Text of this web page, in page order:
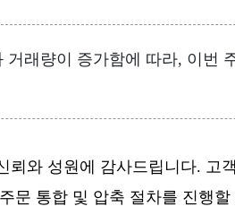
거래량이 증가함에 따라, 이번
뢰와 성원에 감사드립니다. 고
문 통합 및 압축 절차를 진행할